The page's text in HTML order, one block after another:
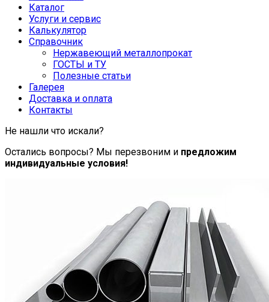
Каталог
Услуги и сервис
Калькулятор
Справочник
Нержавеющий металлопрокат
ГОСТЫ и ТУ
Полезные статьи
Галерея
Доставка и оплата
Контакты
Не нашли что искали?
Остались вопросы? Мы перезвоним и предложим
индивидуальные условия!